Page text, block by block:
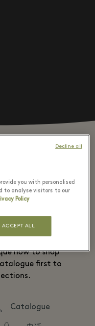
PRESENT IN THE VILLAGE.
Home
now to shop
first to
Catalogue
you with personalised
to analyse visitors to our
Policy
ACCEPT ALL
Decline all